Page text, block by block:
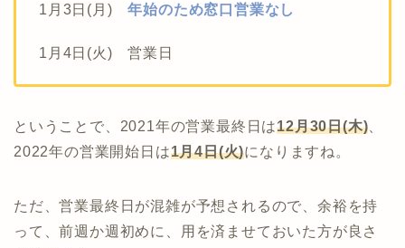
1月3日(月)年始のため窓口営業なし
1月4日(火) 営業日
ということで、2021年の営業最終日は12月30日(木)
2022年の営業開始日は1月4日(火)になりますね。
ただ、営業最終日が混雑が予想されるので、余裕を持
って、前週か週初めに、用を済ませておいた方が良さ